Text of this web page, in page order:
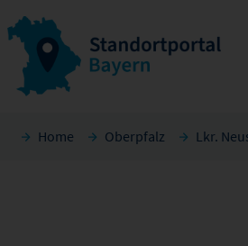
Home Oberpfalz Lkr.